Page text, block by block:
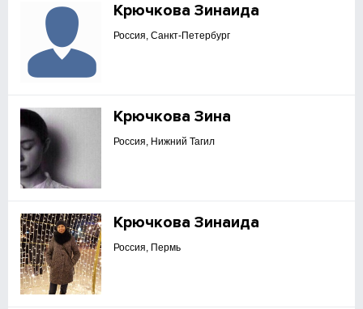
Крючкова Зинаида
Россия, Санкт-Петербург
Крючкова Зина
Россия, Нижний Тагил
Крючкова Зинаида
Россия, Пермь